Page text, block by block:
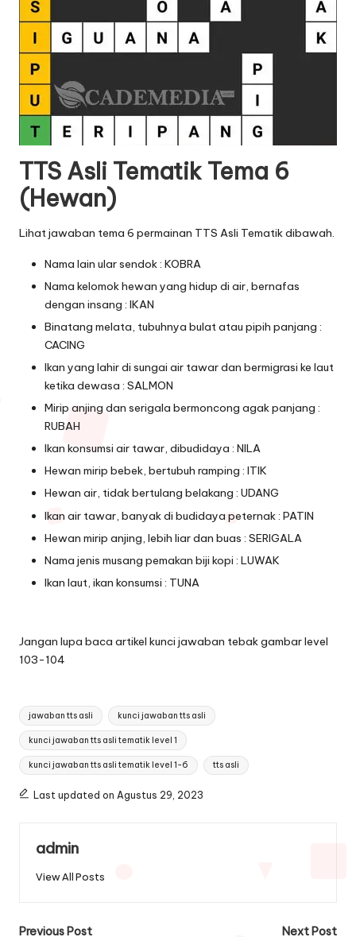
TTS Asli Tematik Tema 6
(Hewan)
Lihat jawaban tema 6 permainan TTS Asli Tematik dibawah.
Nama lain ular sendok : KOBRA
Nama kelomok hewan yang hidup di air, bernafas
dengan insang : IKAN
Binatang melata, tubuhnya bulat atau pipih panjang :
CACING
Ikan yang lahir di sungai air tawar dan bermigrasi ke laut
ketika dewasa : SALMON
Mirip anjing dan serigala bermoncong agak panjang :
RUBAH
Ikan konsumsi air tawar, dibudidaya : NILA
Hewan mirip bebek, bertubuh ramping : ITIK
Hewan air, tidak bertulang belakang : UDANG
Ikan air tawar, banyak di budidaya peternak : PATIN
Hewan mirip anjing, lebih liar dan buas : SERIGALA
Nama jenis musang pemakan biji kopi : LUWAK
Ikan laut, ikan konsumsi : TUNA
Jangan lupa baca artikel kunci jawaban tebak gambar level
103-104
Tags:
jawaban tts asli kunci jawaban tts asli
kunci jawaban tts asli tematik level 1
kunci jawaban tts asli tematik level 1-6 tts asli
Last updated on Agustus 29, 2023
admin
View All Posts
Previous Post Next Post